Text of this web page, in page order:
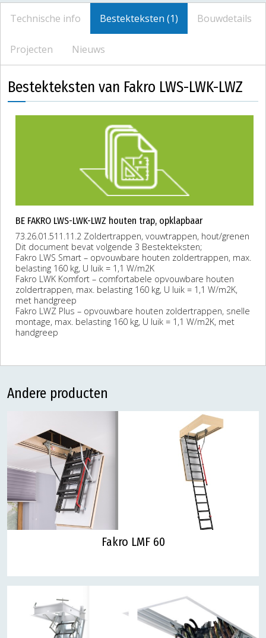
Technische info Bestekteksten (1) Bouwdetails
Projecten Nieuws
Bestekteksten van Fakro LWS-LWK-LWZ
BE FAKRO LWS-LWK-LWZ houten trap, opklapbaar
73.26.01.511.11.2 Zoldertrappen, vouwtrappen, hout/grenen
Dit document bevat volgende 3 Bestekteksten;
Fakro LWS Smart – opvouwbare houten zoldertrappen, max.
belasting 160 kg, U luik = 1,1 W/m2K
Fakro LWK Komfort – comfortabele opvouwbare houten
zoldertrappen, max. belasting 160 kg, U luik = 1,1 W/m2K,
met handgreep
Fakro LWZ Plus – opvouwbare houten zoldertrappen, snelle
montage, max. belasting 160 kg, U luik = 1,1 W/m2K, met
handgreep
Andere producten
Fakro LMF 60